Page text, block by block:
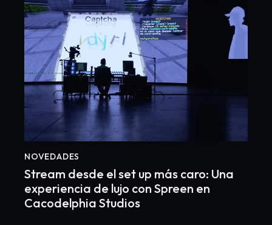
NOVEDADES
Stream desde el set up más caro: Una
experiencia de lujo con Spreen en
Cacodelphia Studios